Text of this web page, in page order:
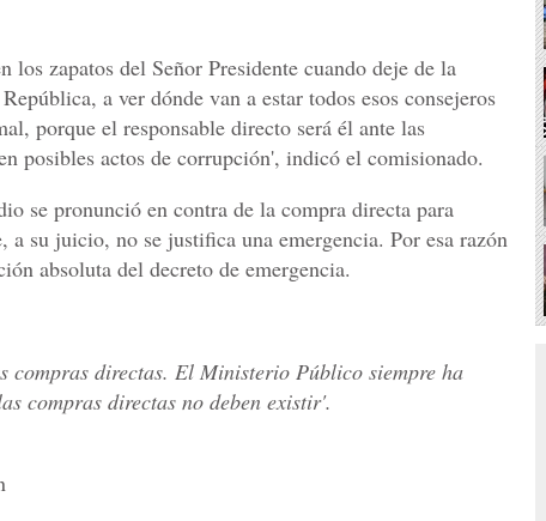
los zapatos del Señor Presidente cuando deje de la
a ver dónde van a estar todos esos consejeros
porque el responsable directo será él ante las
posibles actos de corrupción', indicó el comisionado.
se pronunció en contra de la compra directa para
a su juicio, no se justifica una emergencia. Por esa razón
absoluta del decreto de emergencia.
compras directas. El Ministerio Público siempre ha
compras directas no deben existir'.